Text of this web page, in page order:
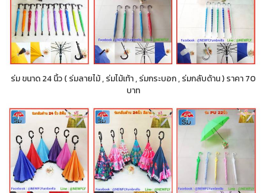
ร่ม ขนาด 24 นิ้ว ( ร่มลายไม้ , ร่มไม้เท้า , ร่มกระบอก , ร่มกลับด้าน ) ราคา 70
บาท